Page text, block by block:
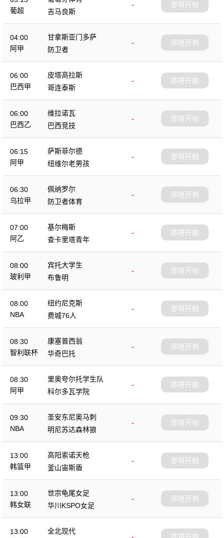
葡超
-
吉马良斯
即将开始
04:00
阿甲
甘拿斯亚门多萨
-
防卫者
即将开始
06:00
巴西甲
皮塔高拉斯
-
哥连泰斯
即将开始
06:00
巴西乙
维拉诺瓦
-
巴西竞技
即将开始
06:15
阿甲
萨斯菲尔德
-
纽维尔老男孩
即将开始
06:30
乌拉甲
佩纳罗尔
-
防卫者体育
即将开始
07:00
阿乙
基尔梅斯
-
查卡里塔青年
即将开始
08:00
玻利甲
宾托大学生
-
布鲁明
即将开始
08:00
NBA
纽约尼克斯
-
费城76人
即将开始
08:30
智利联杯
康塞普西翁
-
华奇巴托
即将开始
08:30
阿甲
里奥夸尔托学生队
-
科尔多瓦学院
即将开始
09:30
NBA
圣安东尼奥马刺
-
明尼苏达森林狼
即将开始
13:00
韩篮甲
高阳索诺天枪
-
釜山宙斯盾
即将开始
13:00
韩女联
世宗龟尾女足
-
华川KSPO女足
即将开始
13:00
全北现代